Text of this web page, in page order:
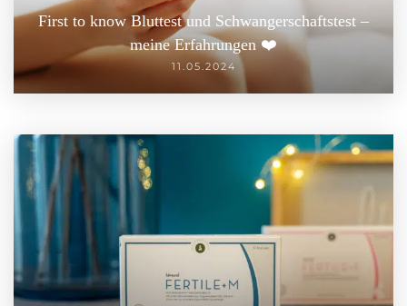
First to know Bluttest und Schwangerschaftstest –
meine Erfahrungen ❤️
11.05.2024